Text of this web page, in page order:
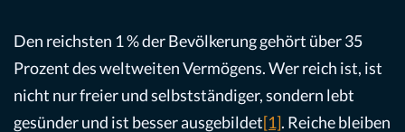
Den reichsten 1 % der Bevölkerung gehört über 35
Prozent des weltweiten Vermögens. Wer reich ist, ist
nicht nur freier und selbstständiger, sondern lebt
gesünder und ist besser ausgebildet[1]. Reiche bleiben